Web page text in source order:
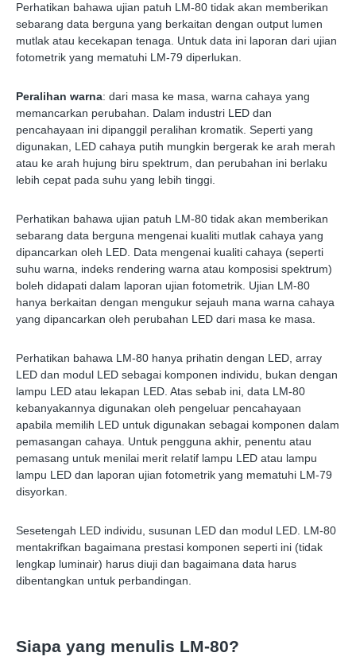
Perhatikan bahawa ujian patuh LM-80 tidak akan memberikan
sebarang data berguna yang berkaitan dengan output lumen
mutlak atau kecekapan tenaga. Untuk data ini laporan dari ujian
fotometrik yang mematuhi LM-79 diperlukan.
Peralihan warna: dari masa ke masa, warna cahaya yang
memancarkan perubahan. Dalam industri LED dan
pencahayaan ini dipanggil peralihan kromatik. Seperti yang
digunakan, LED cahaya putih mungkin bergerak ke arah merah
atau ke arah hujung biru spektrum, dan perubahan ini berlaku
lebih cepat pada suhu yang lebih tinggi.
Perhatikan bahawa ujian patuh LM-80 tidak akan memberikan
sebarang data berguna mengenai kualiti mutlak cahaya yang
dipancarkan oleh LED. Data mengenai kualiti cahaya (seperti
suhu warna, indeks rendering warna atau komposisi spektrum)
boleh didapati dalam laporan ujian fotometrik. Ujian LM-80
hanya berkaitan dengan mengukur sejauh mana warna cahaya
yang dipancarkan oleh perubahan LED dari masa ke masa.
Perhatikan bahawa LM-80 hanya prihatin dengan LED, array
LED dan modul LED sebagai komponen individu, bukan dengan
lampu LED atau lekapan LED. Atas sebab ini, data LM-80
kebanyakannya digunakan oleh pengeluar pencahayaan
apabila memilih LED untuk digunakan sebagai komponen dalam
pemasangan cahaya. Untuk pengguna akhir, penentu atau
pemasang untuk menilai merit relatif lampu LED atau lampu
lampu LED dan laporan ujian fotometrik yang mematuhi LM-79
disyorkan.
Sesetengah LED individu, susunan LED dan modul LED. LM-80
mentakrifkan bagaimana prestasi komponen seperti ini (tidak
lengkap luminair) harus diuji dan bagaimana data harus
dibentangkan untuk perbandingan.
Siapa yang menulis LM-80?